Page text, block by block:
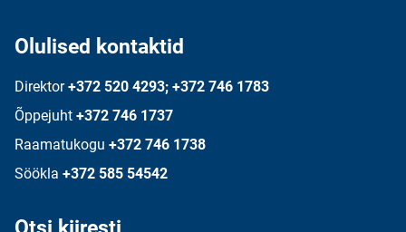
Olulised kontaktid
Direktor +372 520 4293; +372 746 1783
Õppejuht +372 746 1737
Raamatukogu +372 746 1738
Söökla +372 585 54542